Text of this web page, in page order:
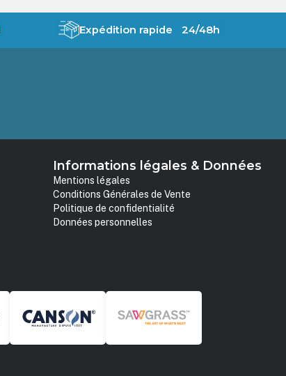
Expédition rapide 24/48h
Informations légales & Données
Mentions légales
Conditions Générales de Vente
Politique de confidentialité
Données personnelles